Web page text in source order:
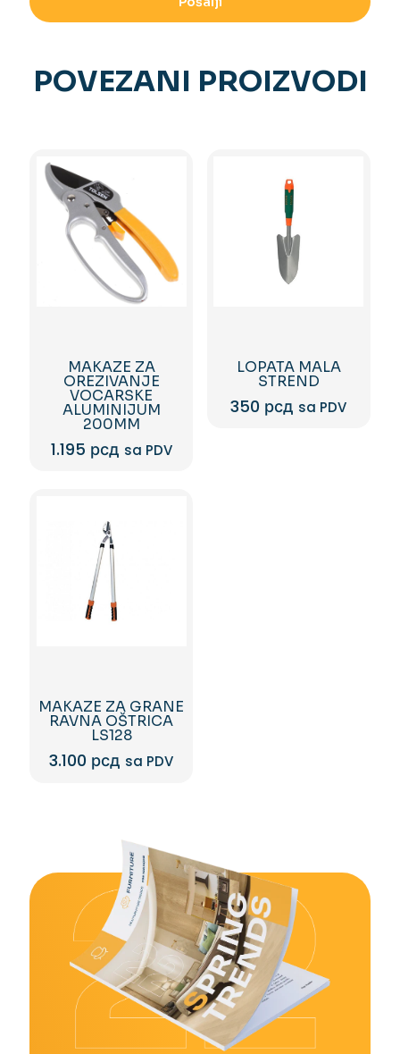
POVEZANI PROIZVODI
MAKAZE ZA
OREZIVANJE
VOCARSKE
ALUMINIJUM
200MM
1.195 рсд sa PDV
LOPATA MALA
STREND
350 рсд sa PDV
MAKAZE ZA GRANE
RAVNA OŠTRICA
LS128
3.100 рсд sa PDV